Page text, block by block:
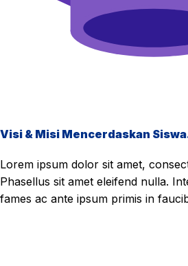
Visi & Misi Mencerdaskan
Lorem ipsum dolor sit amet,
Phasellus sit amet eleifend nulla.
fames ac ante ipsum primis in